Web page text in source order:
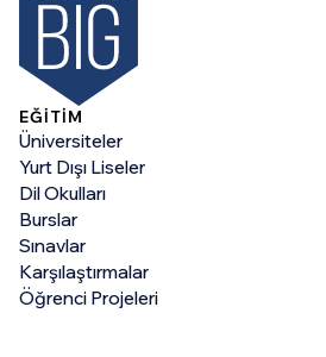
EĞİTİM
Üniversiteler
Yurt Dışı Liseler
Dil Okulları
Burslar
Sınavlar
Karşılaştırmalar
Öğrenci Projeleri